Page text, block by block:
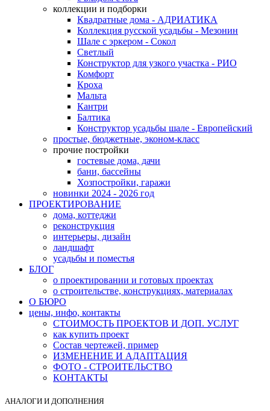
коллекции и подборки
Квадратные дома - АДРИАТИКА
Коллекция русской усадьбы - Мезонин
Шале с эркером - Сокол
Светлый
Конструктор для узкого участка - РИО
Комфорт
Кроха
Мальта
Кантри
Балтика
Конструктор усадьбы шале - Европейский
простые, бюджетные, эконом-класс
прочие постройки
гостевые дома, дачи
бани, бассейны
Хозпостройки, гаражи
новинки 2024 - 2026 год
ПРОЕКТИРОВАНИЕ
дома, коттеджи
реконструкция
интерьеры, дизайн
ландшафт
усадьбы и поместья
БЛОГ
о проектировании и готовых проектах
о строительстве, конструкциях, материалах
О БЮРО
цены, инфо, контакты
СТОИМОСТЬ ПРОЕКТОВ И ДОП. УСЛУГ
как купить проект
Состав чертежей, пример
ИЗМЕНЕНИЕ И АДАПТАЦИЯ
ФОТО - СТРОИТЕЛЬСТВО
КОНТАКТЫ
АНАЛОГИ И ДОПОЛНЕНИЯ